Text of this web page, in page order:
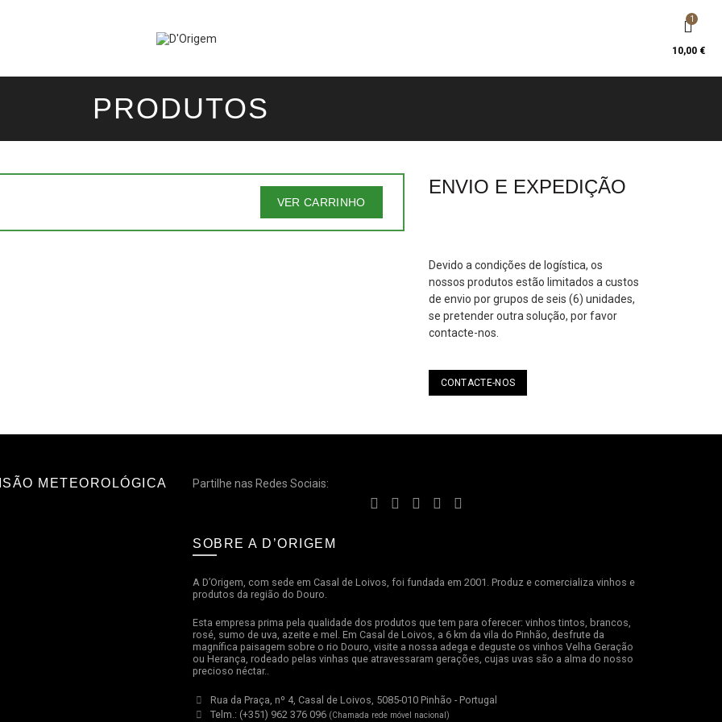
1
10,00 €
PRODUTOS
VER CARRINHO
ENVIO E EXPEDIÇÃO
Devido a condições de logística, os
nossos produtos estão limitados a custos
de envio por grupos de seis (6) unidades,
se pretender outra solução, por favor
contacte-nos.
CONTACTE-NOS
METEOROLÓGICA Partilhe nas Redes Sociais:
SOBRE A D’ORIGEM
A D’Origem, com sede em Casal de Loivos, foi fundada em 2001. Produz e comercializa vinhos e
produtos da região do Douro.
Esta empresa prima pela qualidade dos produtos que tem para oferecer: vinhos tintos, brancos,
rosé, sumo de uva, azeite e mel. Em Casal de Loivos, a 6 km da vila do Pinhão, desfrute da
magnífica paisagem sobre o rio Douro, visite a nossa adega e deguste os vinhos Velha Geração
ou Herança, rodeado pelas vinhas que atravessaram gerações, cujas uvas são a alma do nosso
precioso néctar..
Rua da Praça, nº 4, Casal de Loivos, 5085-010 Pinhão - Portugal
Telm.: (+351) 962 376 096 (Chamada rede móvel nacional)